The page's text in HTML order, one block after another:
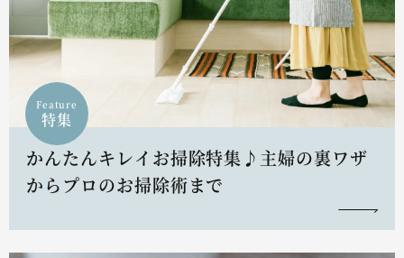
Feature
特集
かんたんキレイお掃除特集♪主婦の裏ワザ
からプロのお掃除術まで